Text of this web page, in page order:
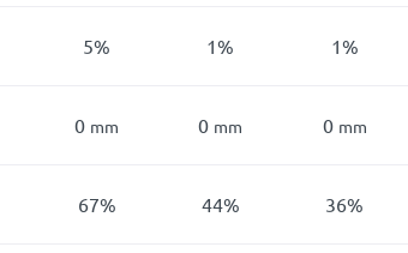
5% 1% 1%
0 mm 0 mm 0 mm
67% 44% 36%